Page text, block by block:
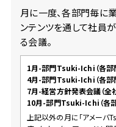
月に一度、各部門毎に
ンテンツを通して社員
る会議。
1月-部門Tsuki-Ichi（各部
4月-部門Tsuki-Ichi（各部
7月-経営方針発表会議（全
10月-部門Tsuki-Ichi（各部
上記以外の月に「アメーバ